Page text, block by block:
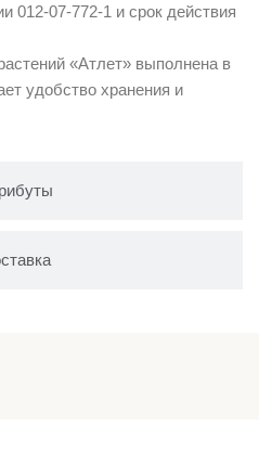
012-07-772-1 и срок действия
«Атлет» выполнена в
удобство хранения и